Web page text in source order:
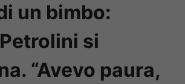
un bimbo:
si
“Avevo paura,